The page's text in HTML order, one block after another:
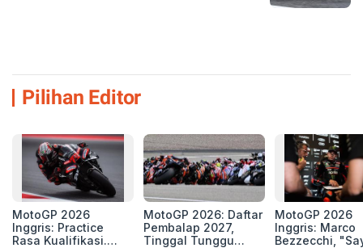
Pilihan Editor
MotoGP 2026
Inggris: Practice
Rasa Kualifikasi.
MotoGP 2026: Daftar
Pembalap 2027,
Tinggal Tunggu
MotoGP 2026
Inggris: Marco
Bezzecchi,